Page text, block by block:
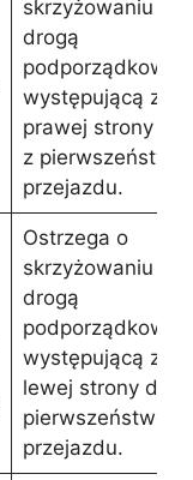
skrzyżowaniu z
drogą
występującą z
prawej strony
z
przejazdu.
Ostrzega o
skrzyżowaniu z
drogą
występującą z
lewej strony
pierwszeństwem
przejazdu.